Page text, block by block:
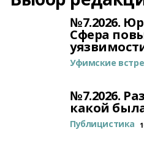
№7.2026.
Сфера
Уфимские
№7.2026.
какой
Публицистика